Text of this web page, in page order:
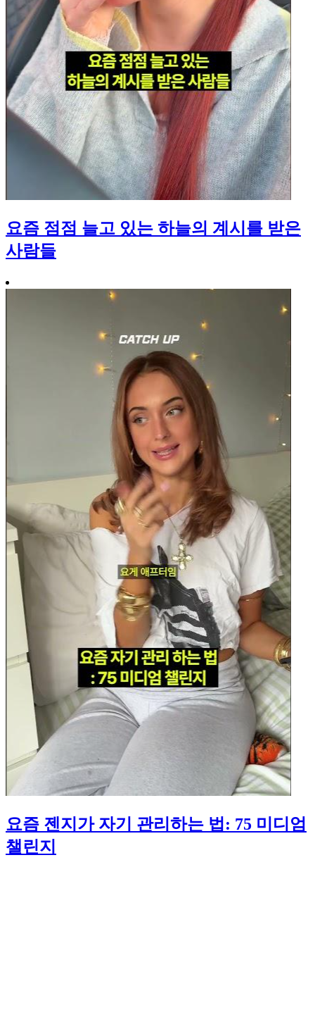
요즘 점점 늘고 있는 하늘의 계시를 받은
사람들
요즘 젠지가 자기 관리하는 법: 75 미디엄
챌린지